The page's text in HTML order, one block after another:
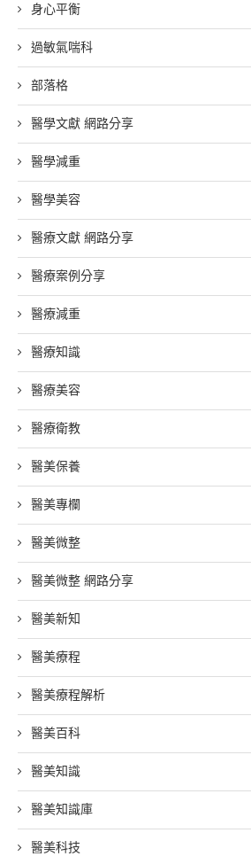
身心平衡
過敏氣喘科
部落格
醫學文獻 網路分享
醫學減重
醫學美容
醫療文獻 網路分享
醫療案例分享
醫療減重
醫療知識
醫療美容
醫療衛教
醫美保養
醫美專欄
醫美微整
醫美微整 網路分享
醫美新知
醫美療程
醫美療程解析
醫美百科
醫美知識
醫美知識庫
醫美科技